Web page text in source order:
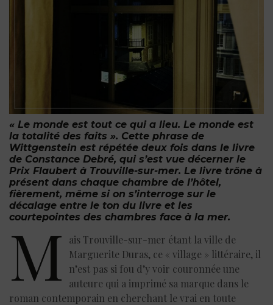
« Le monde est tout ce qui a lieu. Le monde est
la totalité des faits ». Cette phrase de
Wittgenstein est répétée deux fois dans le livre
de Constance Debré, qui s’est vue décerner le
Prix Flaubert à Trouville-sur-mer. Le livre trône à
présent dans chaque chambre de l’hôtel,
fièrement, même si on s’interroge sur le
décalage entre le ton du livre et les
courtepointes des chambres face à la mer.
M
ais Trouville-sur-mer étant la ville de
Marguerite Duras, ce « village » littéraire, il
n’est pas si fou d’y voir couronnée une
auteure qui a imprimé sa marque dans le
roman contemporain en cherchant le vrai en toute